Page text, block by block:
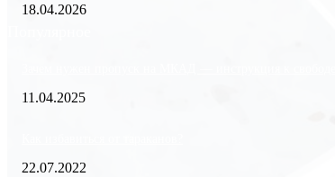
18.04.2026
11.04.2025
22.07.2022